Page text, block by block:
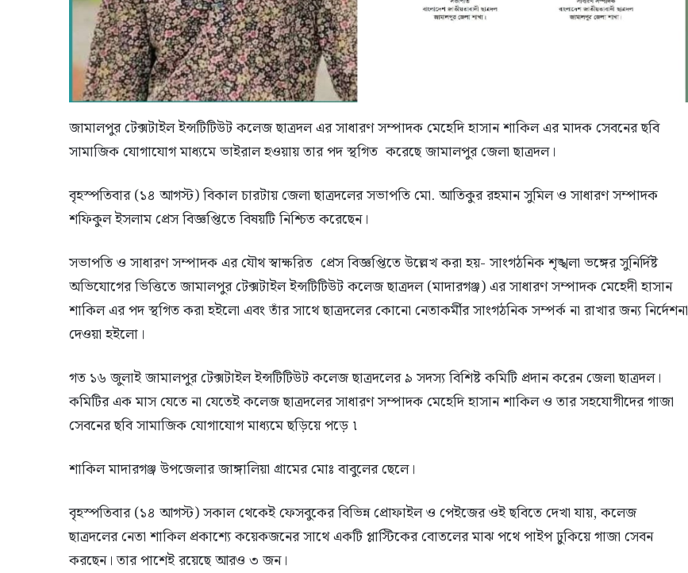
জামালপুর টেক্সটাইল ইন্সটিটিউট কলেজ ছাত্রদল এর সাধারণ সম্পাদক মেহেদি হাসান শাকিল এর মাদক সেবনের ছবি
সামাজিক যোগাযোগ মাধ্যমে ভাইরাল হওয়ায় তার পদ স্থগিত করেছে জামালপুর জেলা ছাত্রদল।
বৃহস্পতিবার (১৪ আগস্ট) বিকাল চারটায় জেলা ছাত্রদলের সভাপতি মো. আতিকুর রহমান সুমিল ও সাধারণ সম্পাদক
শফিকুল ইসলাম প্রেস বিজ্ঞপ্তিতে বিষয়টি নিশ্চিত করেছেন।
সভাপতি ও সাধারণ সম্পাদক এর যৌথ স্বাক্ষরিত প্রেস বিজ্ঞপ্তিতে উল্লেখ করা হয়- সাংগঠনিক শৃঙ্খলা ভঙ্গের সুনির্দিষ্ট
অভিযোগের ভিত্তিতে জামালপুর টেক্সটাইল ইন্সটিটিউট কলেজ ছাত্রদল (মাদারগঞ্জ) এর সাধারণ সম্পাদক মেহেদী হাসান
শাকিল এর পদ স্থগিত করা হইলো এবং তাঁর সাথে ছাত্রদলের কোনো নেতাকর্মীর সাংগঠনিক সম্পর্ক না রাখার জন্য নির্দেশনা
দেওয়া হইলো।
গত ১৬ জুলাই জামালপুর টেক্সটাইল ইন্সটিটিউট কলেজ ছাত্রদলের ৯ সদস্য বিশিষ্ট কমিটি প্রদান করেন জেলা ছাত্রদল।
কমিটির এক মাস যেতে না যেতেই কলেজ ছাত্রদলের সাধারণ সম্পাদক মেহেদি হাসান শাকিল ও তার সহযোগীদের গাজা
সেবনের ছবি সামাজিক যোগাযোগ মাধ্যমে ছড়িয়ে পড়ে ৷
শাকিল মাদারগঞ্জ উপজেলার জাঙ্গালিয়া গ্রামের মোঃ বাবুলের ছেলে।
বৃহস্পতিবার (১৪ আগস্ট) সকাল থেকেই ফেসবুকের বিভিন্ন প্রোফাইল ও পেইজের ওই ছবিতে দেখা যায়, কলেজ
ছাত্রদলের নেতা শাকিল প্রকাশ্যে কয়েকজনের সাথে একটি প্লাস্টিকের বোতলের মাঝ পথে পাইপ ঢুকিয়ে গাজা সেবন
করছেন। তার পাশেই রয়েছে আরও ৩ জন।